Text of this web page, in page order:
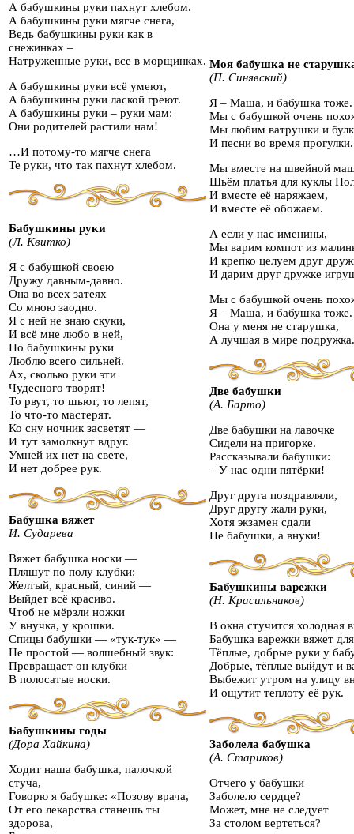
А бабушкины руки пахнут хлебом.
А бабушкины руки мягче снега,
Ведь бабушкины руки как в
снежинках –
Натруженные руки, все в морщинках.
А бабушкины руки всё умеют,
А бабушкины руки лаской греют.
А бабушкины руки – руки мам:
Они родителей растили нам!
…И потому-то мягче снега
Те руки, что так пахнут хлебом.
Бабушкины руки
(Л. Квитко)
Я с бабушкой своею
Дружу давным-давно.
Она во всех затеях
Со мною заодно.
Я с ней не знаю скуки,
И всё мне любо в ней,
Но бабушкины руки
Люблю всего сильней.
Ах, сколько руки эти
Чудесного творят!
То рвут, то шьют, то лепят,
То что-то мастерят.
Ко сну ночник засветят —
И тут замолкнут вдруг.
Умней их нет на свете,
И нет добрее рук.
Бабушка вяжет
И. Сударева
Вяжет бабушка носки —
Пляшут по полу клубки:
Желтый, красный, синий —
Выйдет всё красиво.
Чтоб не мёрзли ножки
У внучка, у крошки.
Спицы бабушки — «тук-тук» —
Не простой — волшебный звук:
Превращает он клубки
В полосатые носки.
Бабушкины годы
(Дора Хайкина)
Ходит наша бабушка, палочкой
стуча,
Говорю я бабушке: «Позову врача,
От его лекарства станешь ты
здорова,
Моя бабушка не
(П. Синявский)
Я – Маша, и бабушка тоже.
Мы с бабушкой очень
Мы любим ватрушки и
И песни во время прогулки.
Мы вместе на швейной
Шьём платья для куклы
И вместе её наряжаем,
И вместе её обожаем.
А если у нас именины,
Мы варим компот из
И крепко целуем друг
И дарим друг дружке
Мы с бабушкой очень
Я – Маша, и бабушка тоже.
Она у меня не старушка,
А лучшая в мире подружка.
Две бабушки
(А. Барто)
Две бабушки на лавочке
Сидели на пригорке.
Рассказывали бабушки:
– У нас одни пятёрки!
Друг друга поздравляли,
Друг другу жали руки,
Хотя экзамен сдали
Не бабушки, а внуки!
Бабушкины варежки
(Н. Красильников)
В окна стучится холодная
Бабушка варежки вяжет
Тёплые, добрые руки у
Добрые, тёплые выйдут и
Выбежит утром на улицу
И ощутит теплоту её рук.
Заболела бабушка
(А. Стариков)
Отчего у бабушки
Заболело сердце?
Может, мне не следует
За столом вертеться?